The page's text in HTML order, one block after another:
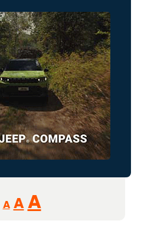
A
Reducir
tamaño
A Restablecer
AAumentar